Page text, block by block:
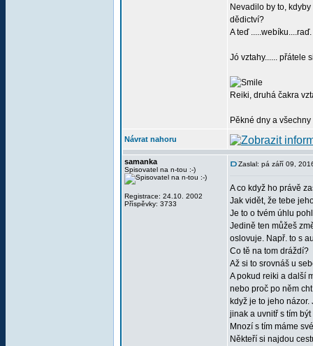
Nevadilo by to,
dědictví?
A teď .....webíku....raď.
Jó vztahy...... přátele
Reiki, druhá čakra
Pěkné dny a
Návrat nahoru
samanka
Spisovatel na n-tou :-)
Registrace: 24.10. 2002
Příspěvky: 3733
Zaslal: pá září 09,
A co když ho právě
Jak vidět, že tebe
Je to o tvém úhlu
Jedině ten můžeš
oslovuje. Např. to s
Co tě na tom dráždí?
Až si to srovnáš u
A pokud reiki a další
nebo proč po něm
když je to jeho
jinak a uvnitř s tím
Mnozí s tím máme
Někteří si najdou